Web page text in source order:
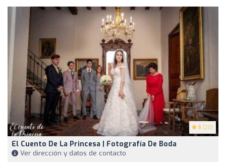
5 (20)
El Cuento De La Princesa | Fotografía De Boda
Ver dirección y datos de contacto